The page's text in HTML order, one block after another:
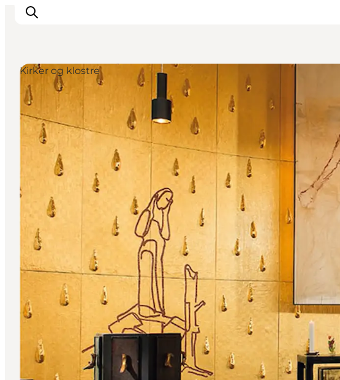
Oplevelser
Det sker
Planlæg dit besøg
Inspiration
Kirker og klostre